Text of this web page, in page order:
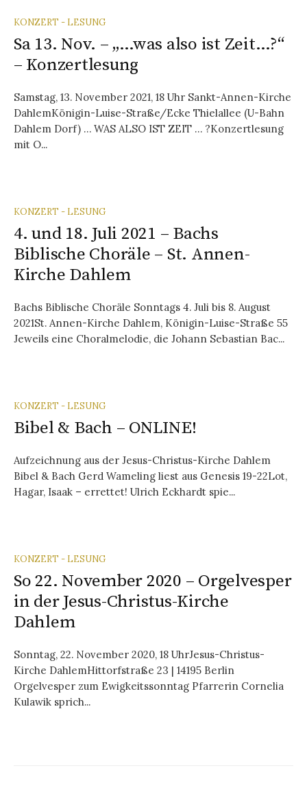
KONZERT - LESUNG
Sa 13. Nov. – „…was also ist Zeit…?“
– Konzertlesung
Samstag, 13. November 2021, 18 Uhr Sankt-Annen-Kirche
DahlemKönigin-Luise-Straße/Ecke Thielallee (U-Bahn
Dahlem Dorf) … WAS ALSO IST ZEIT … ?Konzertlesung
mit O...
KONZERT - LESUNG
4. und 18. Juli 2021 – Bachs
Biblische Choräle – St. Annen-
Kirche Dahlem
Bachs Biblische Choräle Sonntags 4. Juli bis 8. August
2021St. Annen-Kirche Dahlem, Königin-Luise-Straße 55
Jeweils eine Choralmelodie, die Johann Sebastian Bac...
KONZERT - LESUNG
Bibel & Bach – ONLINE!
Aufzeichnung aus der Jesus-Christus-Kirche Dahlem
Bibel & Bach Gerd Wameling liest aus Genesis 19-22Lot,
Hagar, Isaak – errettet! Ulrich Eckhardt spie...
KONZERT - LESUNG
So 22. November 2020 – Orgelvesper
in der Jesus-Christus-Kirche
Dahlem
Sonntag, 22. November 2020, 18 UhrJesus-Christus-
Kirche DahlemHittorfstraße 23 | 14195 Berlin
Orgelvesper zum Ewigkeitssonntag Pfarrerin Cornelia
Kulawik sprich...